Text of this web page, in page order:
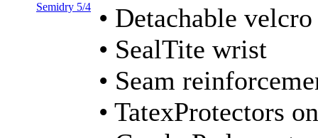
• Detachable
• SealTite wrist
• Seam
• TatexProtectors